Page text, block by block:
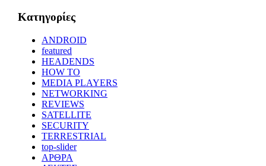
Kατηγορίες
ANDROID
featured
HEADENDS
HOW TO
MEDIA PLAYERS
NETWORKING
REVIEWS
SATELLITE
SECURITY
TERRESTRIAL
top-slider
ΑΡΘΡΑ